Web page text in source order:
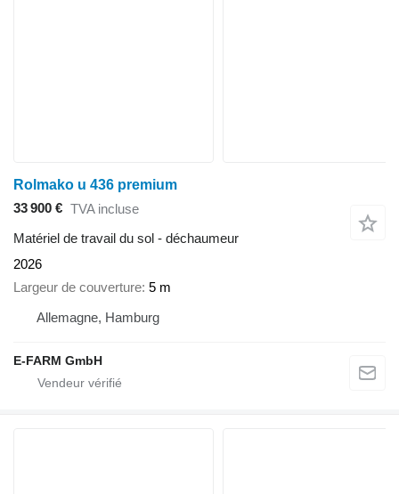
Rolmako u 436 premium
33 900 € TVA incluse
Matériel de travail du sol - déchaumeur
2026
Largeur de couverture 5 m
Allemagne, Hamburg
E-FARM GmbH